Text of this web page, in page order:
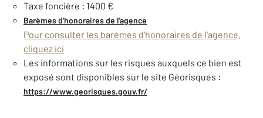
Taxe foncière : 1400 €
Barèmes d'honoraires de l'agence
Pour consulter les barèmes d'honoraires de l'agence,
cliquez ici
Les informations sur les risques auxquels ce bien est
exposé sont disponibles sur le site Géorisques :
https://www.georisques.gouv.fr/